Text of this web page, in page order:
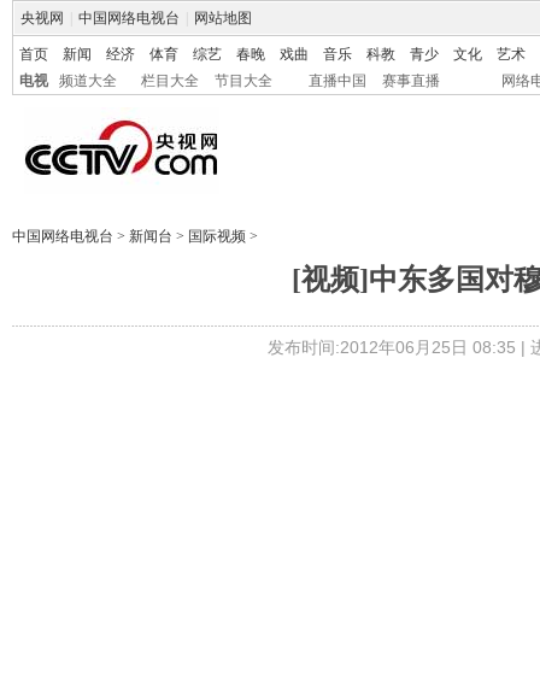
央视网 中国网络电视台 网站地图
首页 新闻 经济 体育 综艺 春晚 戏曲 音乐 科教 青少 文化
艺术
电视
频道大全 栏目大全 节目大全 直播中国 赛事直播 网络
中国网络电视台 > 新闻台 > 国际视频 >
[视频]中东多国对
发布时间:2012年06月25日 08:35 |